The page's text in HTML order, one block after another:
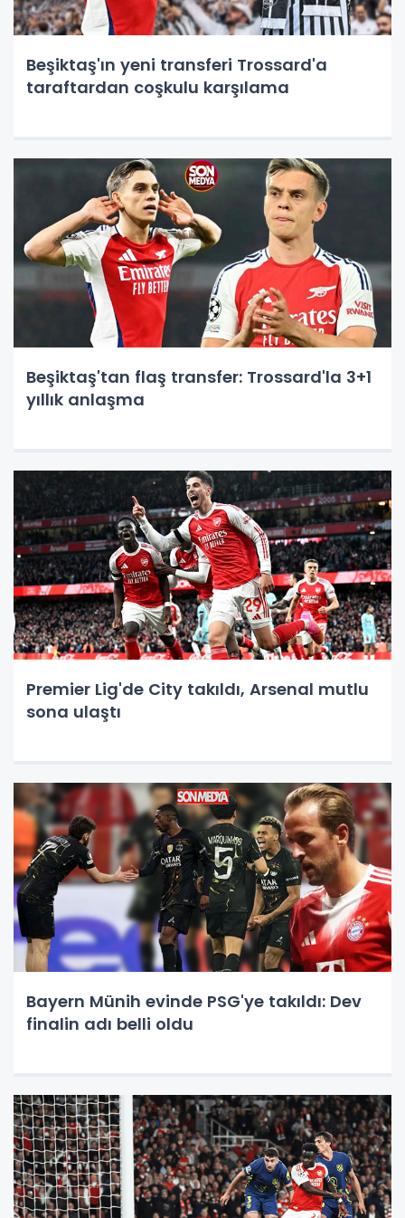
Beşiktaş'ın yeni transferi Trossard'a
taraftardan coşkulu karşılama
Beşiktaş'tan flaş transfer: Trossard'la 3+1
yıllık anlaşma
Premier Lig'de City takıldı, Arsenal mutlu
sona ulaştı
Bayern Münih evinde PSG'ye takıldı: Dev
finalin adı belli oldu